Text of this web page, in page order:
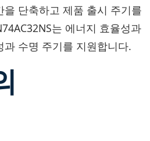
단축하고 제품 출시 주기를
는 에너지 효율성과
수명 주기를 지원합니다.